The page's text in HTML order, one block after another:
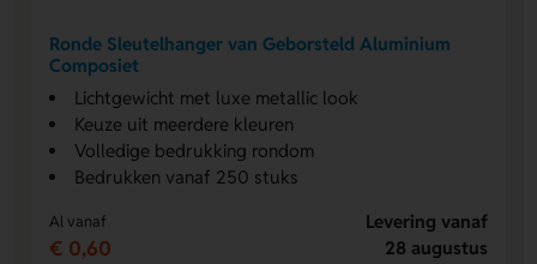
Ronde Sleutelhanger van Geborsteld Aluminium
Composiet
Lichtgewicht met luxe metallic look
Keuze uit meerdere kleuren
Volledige bedrukking rondom
Bedrukken vanaf 250 stuks
Al vanaf
€ 0,60
Levering vanaf
28 augustus